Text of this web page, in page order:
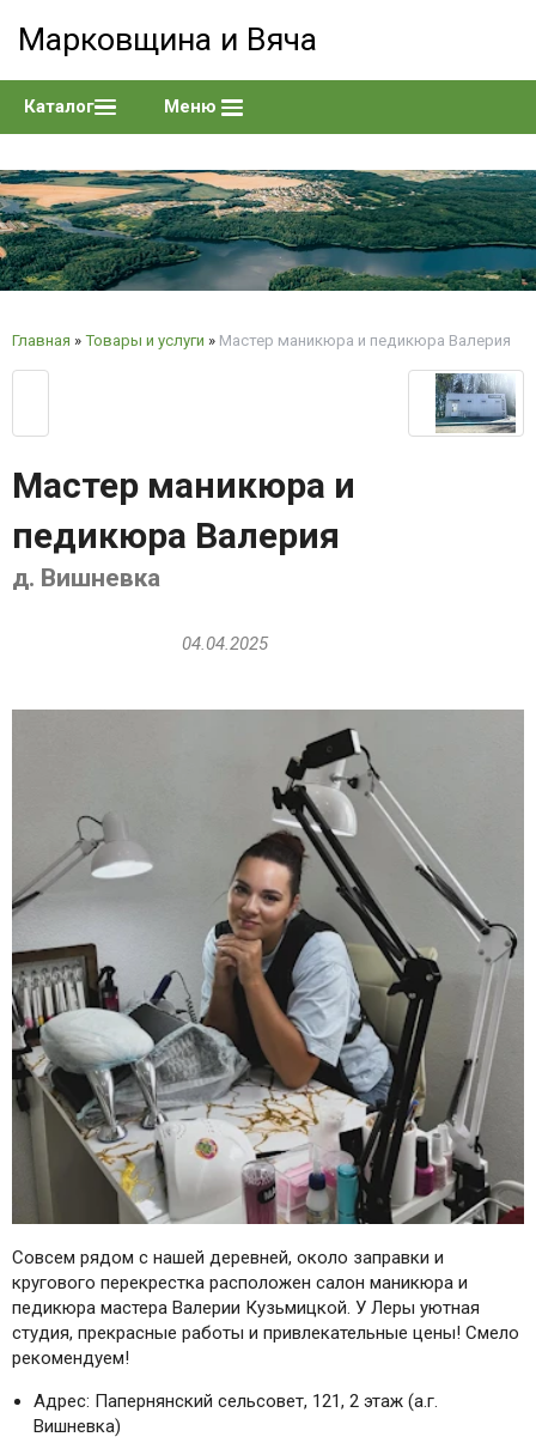
Марковщина и Вяча
Каталог Меню
Главная » Товары и услуги » Мастер маникюра и педикюра Валерия
Мастер маникюра и
педикюра Валерия
д. Вишневка
04.04.2025
Совсем рядом с нашей деревней, около заправки и
кругового перекрестка расположен салон маникюра и
педикюра мастера Валерии Кузьмицкой. У Леры уютная
студия, прекрасные работы и привлекательные цены! Смело
рекомендуем!
Адрес: Папернянский сельсовет, 121, 2 этаж (а.г.
Вишневка)